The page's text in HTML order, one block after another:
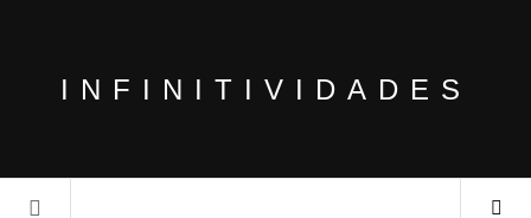
INFINITIVIDADES